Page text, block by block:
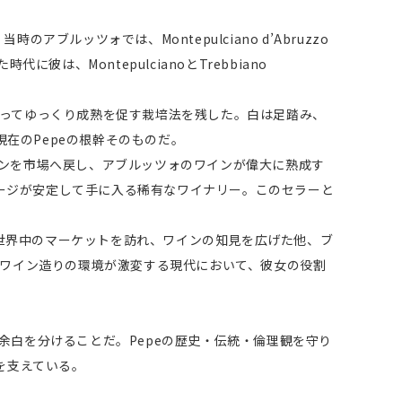
当時のアブルッツォでは、Montepulciano d’Abruzzo
た時代に彼は、MontepulcianoとTrebbiano
ゆっくり成熟を促す栽培法を残した。白は足踏み、
のPepeの根幹そのものだ。
市場へ戻し、アブルッツォのワインが偉大に熟成す
が安定して手に入る稀有なワイナリー。このセラーと
中のマーケットを訪れ、ワインの知見を広げた他、ブ
イン造りの環境が激変する現代において、彼女の役割
を分けることだ。Pepeの歴史・伝統・倫理観を守り
えている。